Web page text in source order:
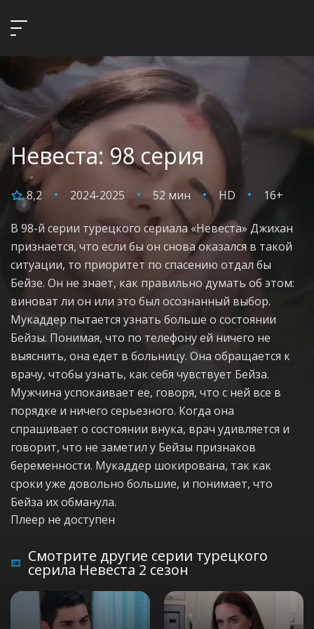
Невеста: 98 серия
8,2 2024-2025 52 мин HD 16+
В 98-й серии турецкого сериала «Невеста» Джихан
признается, что если бы он снова оказался в такой
ситуации, то приоритет по спасению отдал бы
Бейзе. Он не знает, как правильно думать об этом:
виноват ли он или это был осознанный выбор.
Мукаддер пытается узнать больше о состоянии
Бейзы. Понимая, что по телефону ей ничего не
выяснить, она едет в больницу. Она обращается к
врачу, чтобы узнать, как себя чувствует Бейза.
Мужчина успокаивает ее, говоря, что с ней все в
порядке и ничего серьезного. Когда она
спрашивает о состоянии внука, врач удивляется и
говорит, что не заметил у Бейзы признаков
беременности. Мукаддер шокирована, так как
сроки уже довольно большие, и понимает, что
Бейза их обманула.
Плеер не доступен
Смотрите другие серии турецкого
серила Невеста 2 сезон